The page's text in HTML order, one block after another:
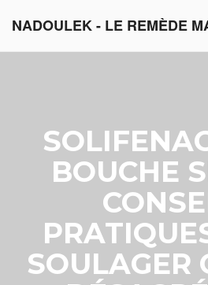
NADOULEK - LE REMÈDE
BOUCHE
SOULAGER